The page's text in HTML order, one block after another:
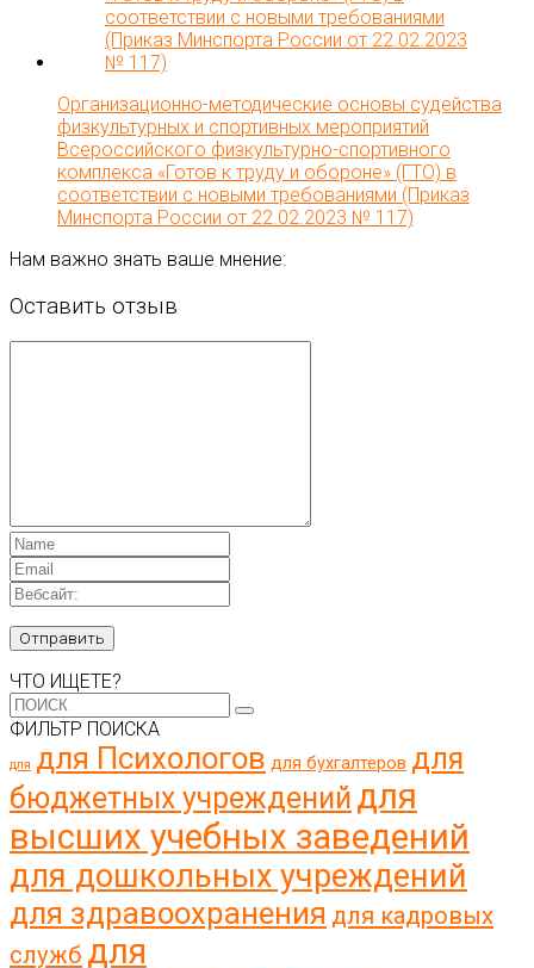
Организационно-методические основы судейства
физкультурных и спортивных мероприятий
Всероссийского физкультурно-спортивного
комплекса «Готов к труду и обороне» (ГТО) в
соответствии с новыми требованиями (Приказ
Минспорта России от 22.02.2023 № 117)
Нам важно знать ваше мнение:
Оставить отзыв
ЧТО ИЩЕТЕ?
ФИЛЬТР ПОИСКА
для для Психологов для бухгалтеров для
бюджетных учреждений для
высших учебных заведений
для дошкольных учреждений
для здравоохранения для кадровых
служб для